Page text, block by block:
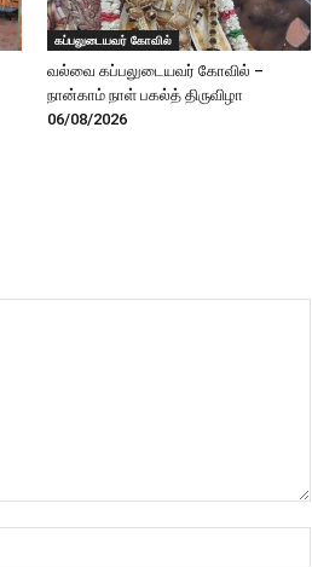
கப்பலுடையவர் கோவில்
வல்வை கப்பலுடையவர் கோவில் –
நான்காம் நாள் பகல்த் திருவிழா
06/08/2026